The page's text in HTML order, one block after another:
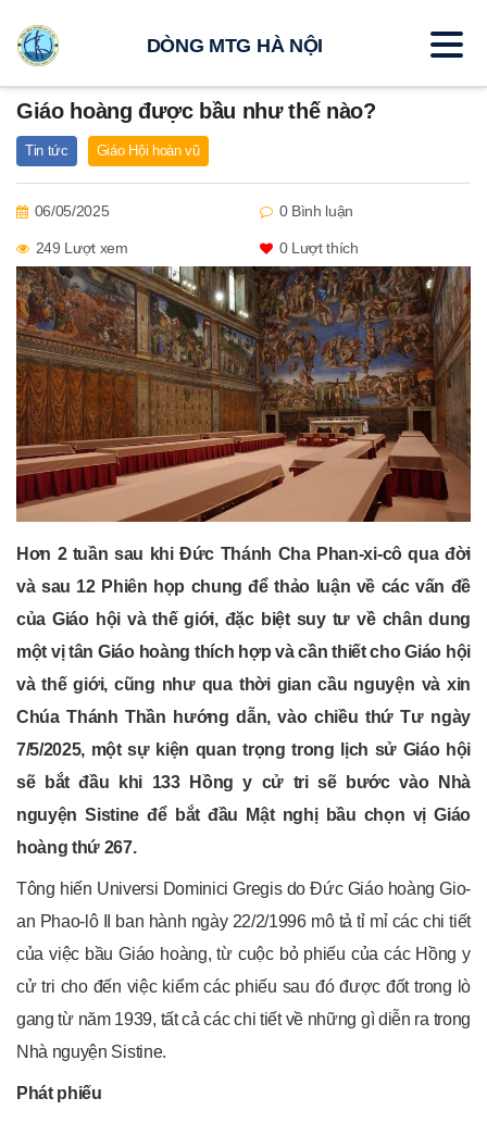
Giáo hoàng được bầu như thế nào?
Tin tức Giáo Hội hoàn vũ
06/05/2025 0 Bình luận
249 Lượt xem 0Lượt thích
Hơn 2 tuần sau khi Đức Thánh Cha Phan-xi-cô qua đời
và sau 12 Phiên họp chung để thảo luận về các vấn đề
của Giáo hội và thế giới, đặc biệt suy tư về chân dung
một vị tân Giáo hoàng thích hợp và cần thiết cho Giáo hội
và thế giới, cũng như qua thời gian cầu nguyện và xin
Chúa Thánh Thần hướng dẫn, vào chiều thứ Tư ngày
7/5/2025, một sự kiện quan trọng trong lịch sử Giáo hội
sẽ bắt đầu khi 133 Hồng y cử tri sẽ bước vào Nhà
nguyện Sistine để bắt đầu Mật nghị bầu chọn vị Giáo
hoàng thứ 267.
Tông hiến Universi Dominici Gregis do Đức Giáo hoàng Gio-
an Phao-lô II ban hành ngày 22/2/1996 mô tả tỉ mỉ các chi tiết
của việc bầu Giáo hoàng, từ cuộc bỏ phiếu của các Hồng y
cử tri cho đến việc kiểm các phiếu sau đó được đốt trong lò
gang từ năm 1939, tất cả các chi tiết về những gì diễn ra trong
Nhà nguyện Sistine.
Phát phiếu
DÒNG MTG HÀ NỘI